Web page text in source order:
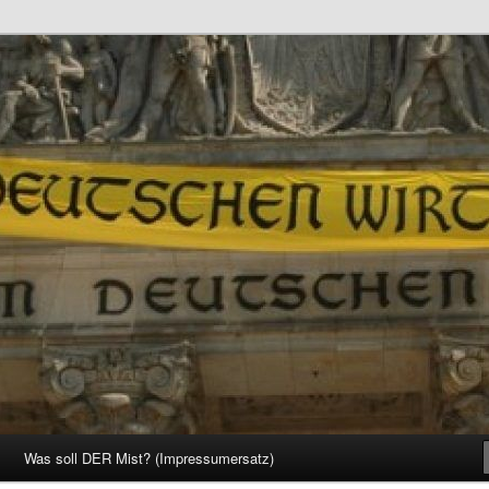
Was soll DER Mist? (Impressumersatz)